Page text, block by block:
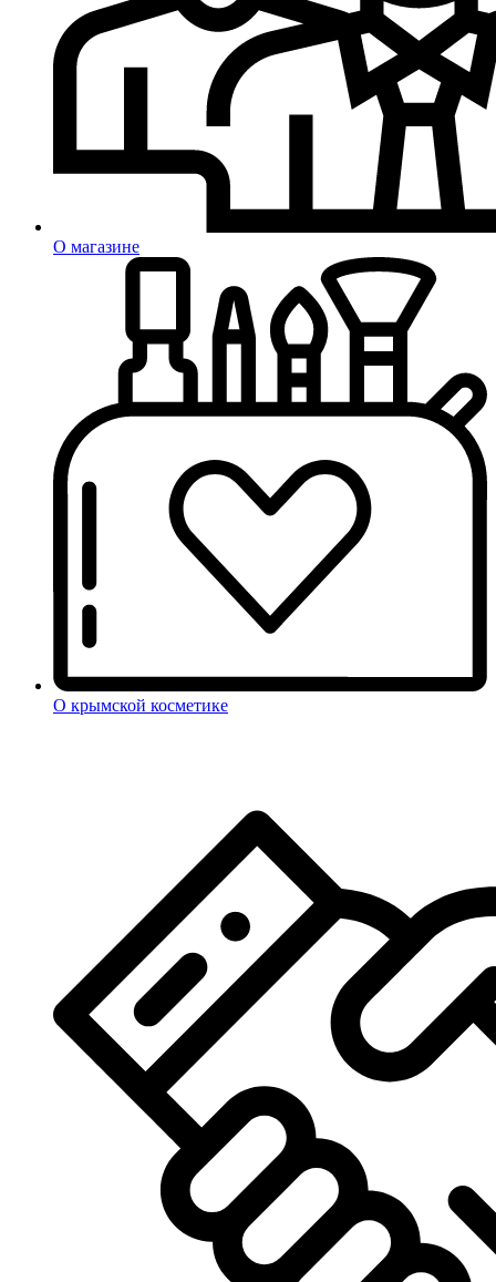
О магазине
О крымской косметике